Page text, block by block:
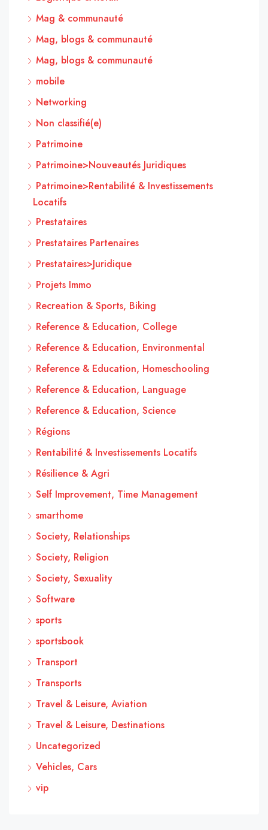
Mag & communauté
Mag, blogs & communauté
Mag, blogs & communauté
mobile
Networking
Non classifié(e)
Patrimoine
Patrimoine>Nouveautés Juridiques
Patrimoine>Rentabilité & Investissements
Locatifs
Prestataires
Prestataires Partenaires
Prestataires>Juridique
Projets Immo
Recreation & Sports, Biking
Reference & Education, College
Reference & Education, Environmental
Reference & Education, Homeschooling
Reference & Education, Language
Reference & Education, Science
Régions
Rentabilité & Investissements Locatifs
Résilience & Agri
Self Improvement, Time Management
smarthome
Society, Relationships
Society, Religion
Society, Sexuality
Software
sports
sportsbook
Transport
Transports
Travel & Leisure, Aviation
Travel & Leisure, Destinations
Uncategorized
Vehicles, Cars
vip